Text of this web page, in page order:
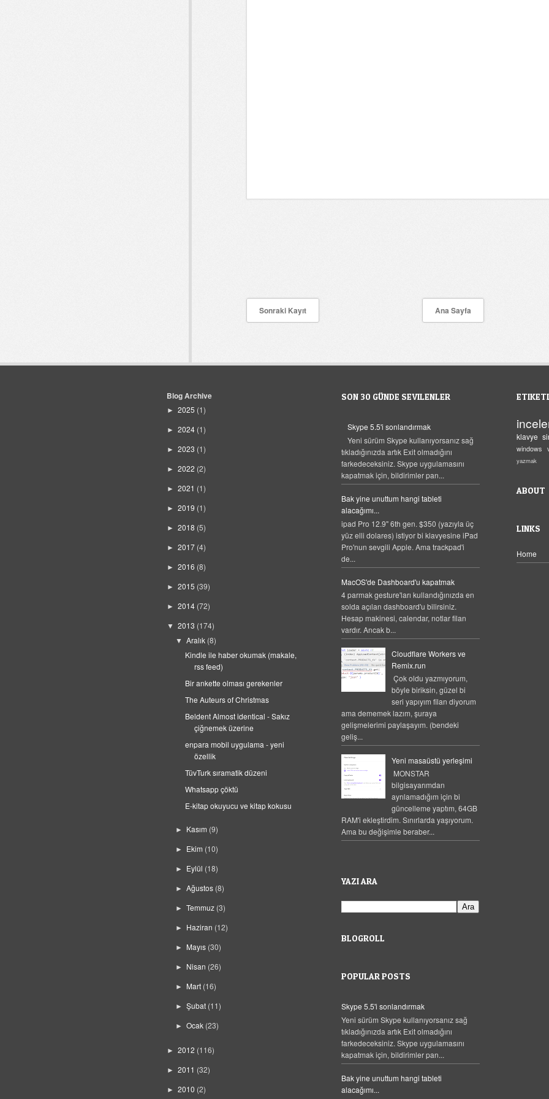
Sonraki Kayıt Ana Sayfa
Blog Archive
► 2025 (1)
► 2024 (1)
► 2023 (1)
► 2022 (2)
► 2021 (1)
► 2019 (1)
► 2018 (5)
► 2017 (4)
► 2016 (8)
► 2015 (39)
► 2014 (72)
▼ 2013 (174)
▼Aralık (8)
Kindle ile haber okumak (makale,
rss feed)
Bir ankette olması gerekenler
The Auteurs of Christmas
Beldent Almost identical - Sakız
çiğnemek üzerine
enpara mobil uygulama - yeni
özellik
TüvTurk sıramatik düzeni
Whatsapp çöktü
E-kitap okuyucu ve kitap kokusu
► Kasım (9)
► Ekim (10)
► Eylül (18)
►Ağustos (8)
►Temmuz (3)
► Haziran (12)
► Mayıs (30)
► Nisan (26)
► Mart (16)
►Şubat (11)
►Ocak (23)
► 2012 (116)
► 2011 (32)
► 2010 (2)
SON 30 GÜNDE SEVILENLER
Skype 5.5'i sonlandırmak
Yeni sürüm Skype kullanıyorsanız sağ
tıkladığınızda artık Exit olmadığını
farkedeceksiniz. Skype uygulamasını
kapatmak için, bildirimler pan...
Bak yine unuttum hangi tableti
alacağımı...
ipad Pro 12.9" 6th gen. $350 (yazıyla üç
yüz elli dolares) istiyor bi klavyesine iPad
Pro'nun sevgili Apple. Ama trackpad'i
de...
MacOS'de Dashboard'u kapatmak
4 parmak gesture'ları kullandığınızda en
solda açılan dashboard'u bilirsiniz.
Hesap makinesi, calendar, notlar filan
vardır. Ancak b...
Cloudflare Workers ve
Remix.run
Çok oldu yazmıyorum,
böyle biriksin, güzel bi
seri yapıyım filan diyorum
ama dememek lazım, şuraya
gelişmelerimi paylaşayım. (bendeki
geliş...
Yeni masaüstü yerleşimi
MONSTAR
bilgisayarımdan
ayrılamadığım için bi
güncelleme yaptım, 64GB
RAM'i ekleştirdim. Sınırlarda yaşıyorum.
Ama bu değişimle beraber...
YAZI ARA
BLOGROLL
POPULAR POSTS
Skype 5.5'i sonlandırmak
Yeni sürüm Skype kullanıyorsanız sağ
tıkladığınızda artık Exit olmadığını
farkedeceksiniz. Skype uygulamasını
kapatmak için, bildirimler pan...
Bak yine unuttum hangi tableti
alacağımı...
klavye
windows
yazmak
ABOUT
LINKS
Home